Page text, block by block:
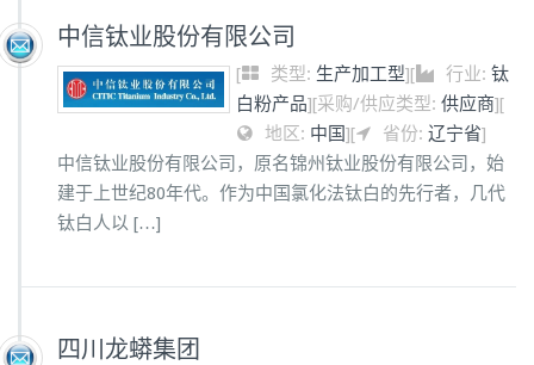
中信钛业股份有限公司
[ 类型: 生产加工型][ 行业: 钛
白粉产品][采购/供应类型: 供应商][
地区: 中国][ 省份: 辽宁省]
中信钛业股份有限公司，原名锦州钛业股份有限公司，始
建于上世纪80年代。作为中国氯化法钛白的先行者，几代
钛白人以 […]
四川龙蟒集团